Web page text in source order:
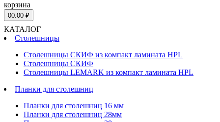
корзина
00.00 ₽
КАТАЛОГ
Столешницы
Столешницы СКИФ из компакт ламината HPL
Столешницы СКИФ
Столешницы LEMARK из компакт ламината HPL
Планки для столешниц
Планки для столешниц 16 мм
Планки для столешниц 28мм